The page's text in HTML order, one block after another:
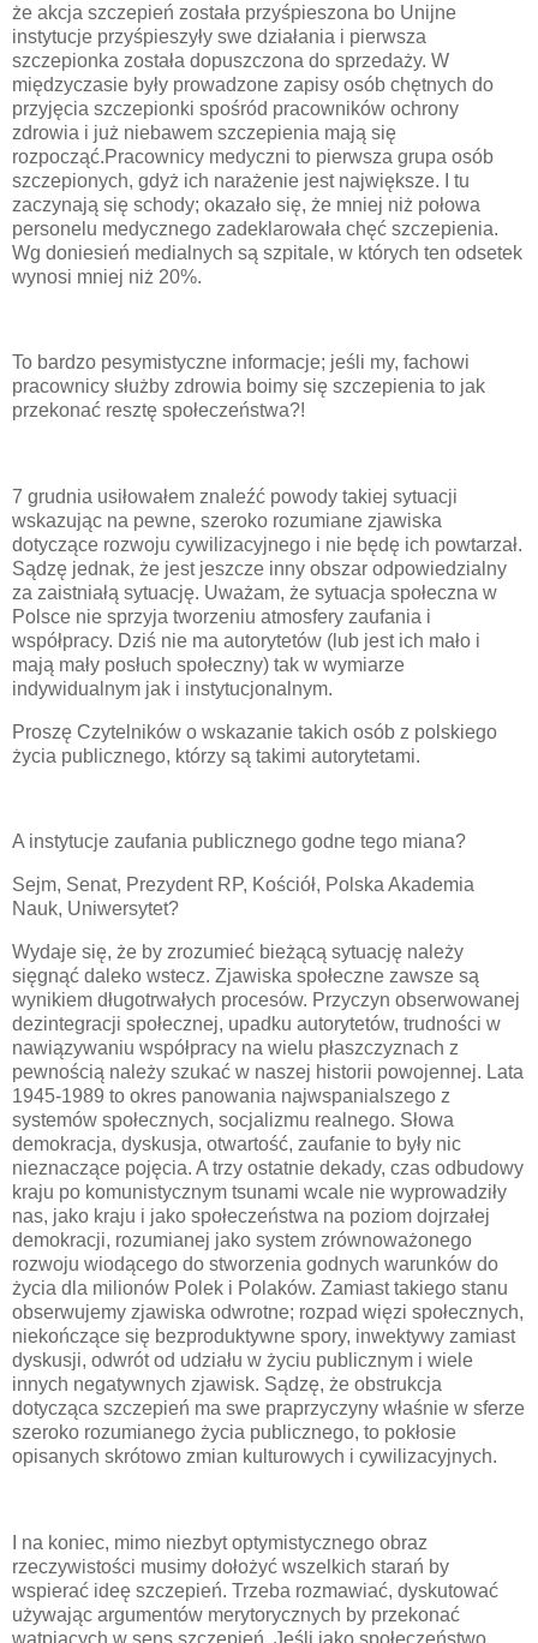
że akcja szczepień została przyśpieszona bo Unijne
instytucje przyśpieszyły swe działania i pierwsza
szczepionka została dopuszczona do sprzedaży. W
międzyczasie były prowadzone zapisy osób chętnych do
przyjęcia szczepionki spośród pracowników ochrony
zdrowia i już niebawem szczepienia mają się
rozpocząć.Pracownicy medyczni to pierwsza grupa osób
szczepionych, gdyż ich narażenie jest największe. I tu
zaczynają się schody; okazało się, że mniej niż połowa
personelu medycznego zadeklarowała chęć szczepienia.
Wg doniesień medialnych są szpitale, w których ten odsetek
wynosi mniej niż 20%.
To bardzo pesymistyczne informacje; jeśli my, fachowi
pracownicy służby zdrowia boimy się szczepienia to jak
przekonać resztę społeczeństwa?!
7 grudnia usiłowałem znaleźć powody takiej sytuacji
wskazując na pewne, szeroko rozumiane zjawiska
dotyczące rozwoju cywilizacyjnego i nie będę ich powtarzał.
Sądzę jednak, że jest jeszcze inny obszar odpowiedzialny
za zaistniałą sytuację. Uważam, że sytuacja społeczna w
Polsce nie sprzyja tworzeniu atmosfery zaufania i
współpracy. Dziś nie ma autorytetów (lub jest ich mało i
mają mały posłuch społeczny) tak w wymiarze
indywidualnym jak i instytucjonalnym.
Proszę Czytelników o wskazanie takich osób z polskiego
życia publicznego, którzy są takimi autorytetami.
A instytucje zaufania publicznego godne tego miana?
Sejm, Senat, Prezydent RP, Kościół, Polska Akademia
Nauk, Uniwersytet?
Wydaje się, że by zrozumieć bieżącą sytuację należy
sięgnąć daleko wstecz. Zjawiska społeczne zawsze są
wynikiem długotrwałych procesów. Przyczyn obserwowanej
dezintegracji społecznej, upadku autorytetów, trudności w
nawiązywaniu współpracy na wielu płaszczyznach z
pewnością należy szukać w naszej historii powojennej. Lata
1945-1989 to okres panowania najwspanialszego z
systemów społecznych, socjalizmu realnego. Słowa
demokracja, dyskusja, otwartość, zaufanie to były nic
nieznaczące pojęcia. A trzy ostatnie dekady, czas odbudowy
kraju po komunistycznym tsunami wcale nie wyprowadziły
nas, jako kraju i jako społeczeństwa na poziom dojrzałej
demokracji, rozumianej jako system zrównoważonego
rozwoju wiodącego do stworzenia godnych warunków do
życia dla milionów Polek i Polaków. Zamiast takiego stanu
obserwujemy zjawiska odwrotne; rozpad więzi społecznych,
niekończące się bezproduktywne spory, inwektywy zamiast
dyskusji, odwrót od udziału w życiu publicznym i wiele
innych negatywnych zjawisk. Sądzę, że obstrukcja
dotycząca szczepień ma swe praprzyczyny właśnie w sferze
szeroko rozumianego życia publicznego, to pokłosie
opisanych skrótowo zmian kulturowych i cywilizacyjnych.
I na koniec, mimo niezbyt optymistycznego obraz
rzeczywistości musimy dołożyć wszelkich starań by
wspierać ideę szczepień. Trzeba rozmawiać, dyskutować
używając argumentów merytorycznych by przekonać
wątpiących w sens szczepień. Jeśli jako społeczeństwo